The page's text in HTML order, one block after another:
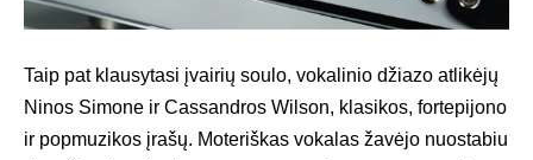
Taip pat klausytasi įvairių soulo, vokalinio džiazo atlikėjų
Ninos Simone ir Cassandros Wilson, klasikos, fortepijono
ir popmuzikos įrašų. Moteriškas vokalas žavėjo nuostabiu